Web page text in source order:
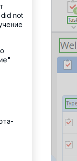
not